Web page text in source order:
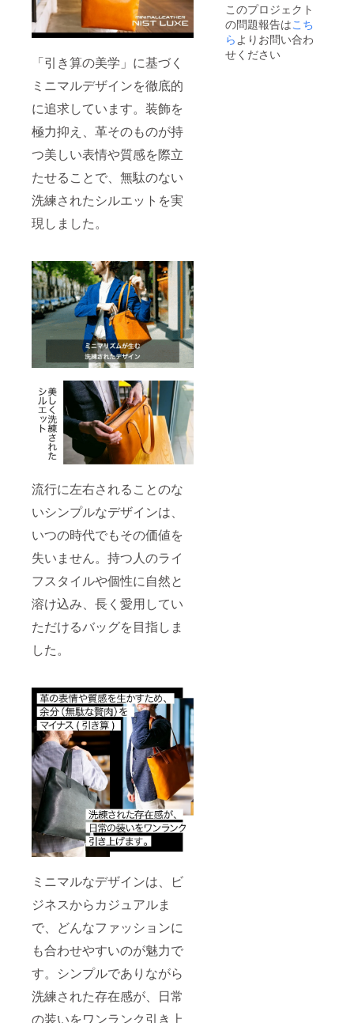
「引き算の美学」に基づく
ミニマルデザインを徹底的
に追求しています。装飾を
極力抑え、革そのものが持
つ美しい表情や質感を際立
たせることで、無駄のない
洗練されたシルエットを実
現しました。
流行に左右されることのな
いシンプルなデザインは、
いつの時代でもその価値を
失いません。持つ人のライ
フスタイルや個性に自然と
溶け込み、長く愛用してい
ただけるバッグを目指しま
した。
ミニマルなデザインは、ビ
ジネスからカジュアルま
で、どんなファッションに
も合わせやすいのが魅力で
す。シンプルでありながら
洗練された存在感が、日常
の装いをワンランク引き上
このプロジェクト
の問題報告はこち
らよりお問い合わ
せください